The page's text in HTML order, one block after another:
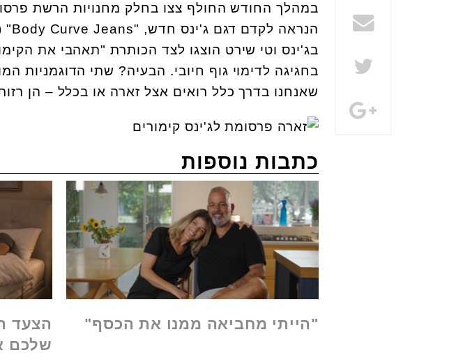
במהלך החודש החולף צצו בחלק מחנויות הרשת
הנראה לקדם דגם ג'ינס חדש, "Body Curve Jeans
"
בג'ינס וטי שירט הוצגו לצד הכותרת "תאהבי את
בחגיגה לדימוי גוף חיובי. הבעיה? שתי הדוגמניות
שאנחנו בדרך כלל רואים אצל זארה או בכלל – הן
כתבות נוספות
"הייתי מחביאה ממנו את הכסף"
הצעד
שלכם